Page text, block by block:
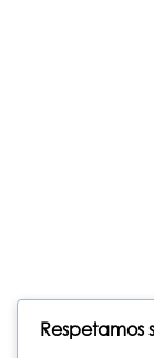
Respetamos